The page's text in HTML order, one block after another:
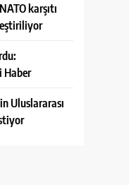
karşıtı
Haber
Uluslararası